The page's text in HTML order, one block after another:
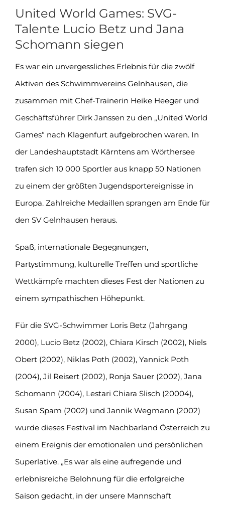
United World Games: SVG-
Talente Lucio Betz und Jana
Schomann siegen
Es war ein unvergessliches Erlebnis für die zwölf
Aktiven des Schwimmvereins Gelnhausen, die
zusammen mit Chef-Trainerin Heike Heeger und
Geschäftsführer Dirk Janssen zu den „United World
Games“ nach Klagenfurt aufgebrochen waren. In
der Landeshauptstadt Kärntens am Wörthersee
trafen sich 10 000 Sportler aus knapp 50 Nationen
zu einem der größten Jugendsportereignisse in
Europa. Zahlreiche Medaillen sprangen am Ende für
den SV Gelnhausen heraus.
Spaß, internationale Begegnungen,
Partystimmung, kulturelle Treffen und sportliche
Wettkämpfe machten dieses Fest der Nationen zu
einem sympathischen Höhepunkt.
Für die SVG-Schwimmer Loris Betz (Jahrgang
2000), Lucio Betz (2002), Chiara Kirsch (2002), Niels
Obert (2002), Niklas Poth (2002), Yannick Poth
(2004), Jil Reisert (2002), Ronja Sauer (2002), Jana
Schomann (2004), Lestari Chiara Slisch (20004),
Susan Spam (2002) und Jannik Wegmann (2002)
wurde dieses Festival im Nachbarland Österreich zu
einem Ereignis der emotionalen und persönlichen
Superlative. „Es war als eine aufregende und
erlebnisreiche Belohnung für die erfolgreiche
Saison gedacht, in der unsere Mannschaft